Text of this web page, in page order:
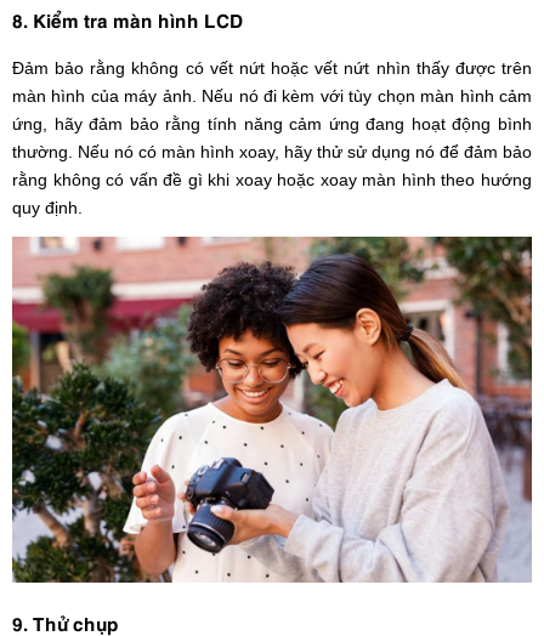
8. Kiểm tra màn hình LCD
Đảm bảo rằng không có vết nứt hoặc vết nứt nhìn thấy được trên
màn hình của máy ảnh. Nếu nó đi kèm với tùy chọn màn hình cảm
ứng, hãy đảm bảo rằng tính năng cảm ứng đang hoạt động bình
thường. Nếu nó có màn hình xoay, hãy thử sử dụng nó để đảm bảo
rằng không có vấn đề gì khi xoay hoặc xoay màn hình theo hướng
quy định.
9. Thử chụp